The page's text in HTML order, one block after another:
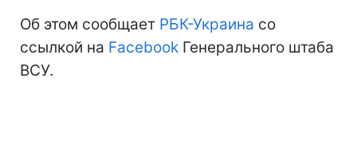
Об этом сообщает РБК-Украина со
ссылкой на Facebook Генерального штаба
ВСУ.